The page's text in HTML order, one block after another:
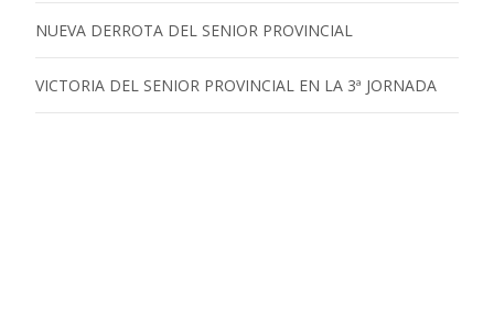
NUEVA DERROTA DEL SENIOR PROVINCIAL
VICTORIA DEL SENIOR PROVINCIAL EN LA 3ª JORNADA